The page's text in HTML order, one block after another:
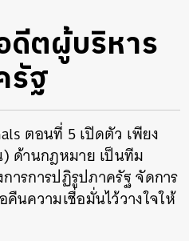
ดีตผู้บริหาร
รัฐ
ตอนที่ 5 เปิดตัว เพียง
ด้านกฎหมาย เป็นทีม
ารการปฏิรูปภาครัฐ จัดการ
นความเชื่อมั่นไว้วางใจให้